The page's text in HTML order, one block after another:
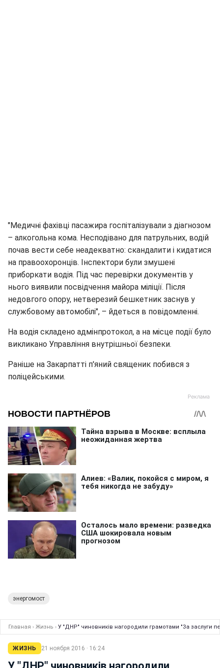
"Медичні фахівці пасажира госпіталізували з діагнозом
– алкогольна кома. Несподівано для патрульних, водій
почав вести себе неадекватно: скандалити і кидатися
на правоохоронців. Інспектори були змушені
приборкати водія. Під час перевірки документів у
нього виявили посвідчення майора міліції. Після
недовгого опору, нетверезий бешкетник заснув у
службовому автомобілі", – йдеться в повідомленні.
На водія складено адмінпротокол, а на місце події було
викликано Управління внутрішньої безпеки.
Раніше на Закарпатті п'яний священик побився з
поліцейськими.
энергомост
Главная › Жизнь › У "ДНР" чиновників нагородили грамотами "За заслуги
ЖИЗНЬ 21 ноября 2016 · 16:24